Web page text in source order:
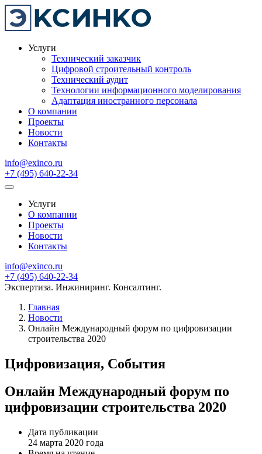
Услуги
Технический заказчик
Цифровой строительный контроль
Технический аудит
Технологии информационного моделирования
Адаптация иностранного персонала
О компании
Проекты
Новости
Контакты
info@exinco.ru
+7 (495) 640-22-34
Услуги
О компании
Проекты
Новости
Контакты
info@exinco.ru
+7 (495) 640-22-34
Экспертиза. Инжиниринг. Консалтинг.
Главная
Новости
Онлайн Международный форум по цифровизации
строительства 2020
Цифровизация, События
Онлайн Международный форум по
цифровизации строительства 2020
Дата публикации
24 марта 2020 года